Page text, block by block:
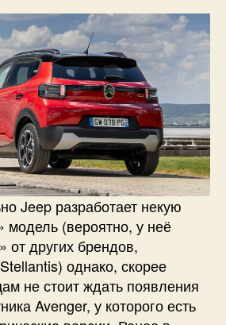
Jeep разработает некую
модель (вероятно, у неё
от других брендов,
однако, скорее
не стоит ждать появления
Avenger, у которого есть